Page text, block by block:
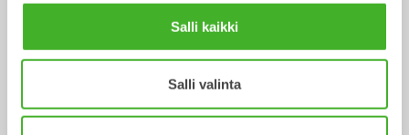
Salli kaikki
Salli valinta